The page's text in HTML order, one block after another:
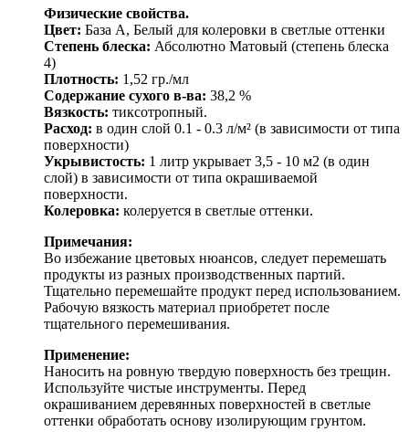
Физические свойства.
Цвет: База А, Белый для колеровки в светлые оттенки
Степень блеска: Абсолютно Матовый (степень блеска
4)
Плотность: 1,52 гр./мл
Содержание сухого в-ва: 38,2 %
Вязкость: тиксотропный.
Расход: в один слой 0.1 - 0.3 л/м² (в зависимости от типа
поверхности)
Укрывистость: 1 литр укрывает 3,5 - 10 м2 (в один
слой) в зависимости от типа окрашиваемой
поверхности.
Колеровка: колеруется в светлые оттенки.
Примечания:
Во избежание цветовых нюансов, следует перемешать
продукты из разных производственных партий.
Тщательно перемешайте продукт перед использованием.
Рабочую вязкость материал приобретет после
тщательного перемешивания.
Применение:
Наносить на ровную твердую поверхность без трещин.
Используйте чистые инструменты. Перед
окрашиванием деревянных поверхностей в светлые
оттенки обработать основу изолирующим грунтом.